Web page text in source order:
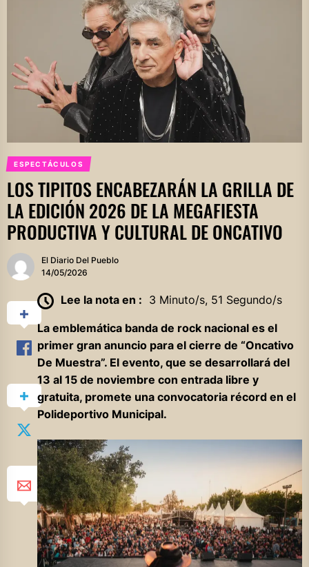
ESPECTÁCULOS
LOS TIPITOS ENCABEZARÁN LA GRILLA DE
LA EDICIÓN 2026 DE LA MEGAFIESTA
PRODUCTIVA Y CULTURAL DE ONCATIVO
El Diario Del Pueblo
14/05/2026
Lee la nota en : 3 Minuto/s, 51 Segundo/s
La emblemática banda de rock nacional es el
primer gran anuncio para el cierre de “Oncativo
De Muestra”. El evento, que se desarrollará del
13 al 15 de noviembre con entrada libre y
gratuita, promete una convocatoria récord en el
Polideportivo Municipal.